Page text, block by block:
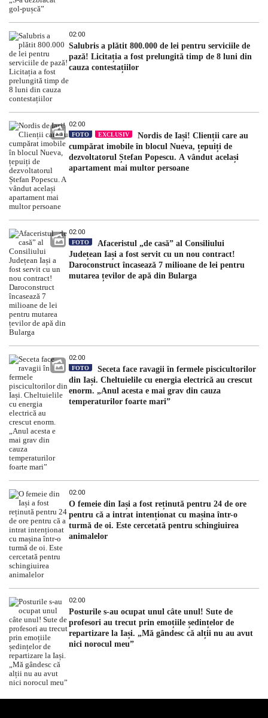
02:00
Salubris a plătit 800.000 de lei pentru serviciile de
pază! Licitația a fost prelungită timp de 8 luni din
cauza contestațiilor
02:00
FOTO EXCLUSIV
Nordis de Iași! Clienții care au
cumpărat imobile în blocul Nueva, țepuiți de
dezvoltatorul Ștefan Popescu. A vândut același
apartament mai multor persoane
02:00
FOTO
Afaceristul „de casă” al Consiliului
Județean Iași a fost servit cu un nou contract!
Daroconstruct încasează 7 milioane de lei pentru
mutarea țevilor de apă din Bularga
02:00
FOTO
Seceta face ravagii în fermele piscicultorilor
din Iași. Cheltuielile cu energia electrică au crescut
enorm. „Anul acesta e mai grav din cauza
temperaturilor foarte mari”
02:00
O femeie din Iași a fost reținută pentru 24 de ore
pentru că a intrat intenționat cu mașina într-o
turmă de oi. Este cercetată pentru schingiuirea
animalelor
02:00
Posturile s-au ocupat unul câte unul! Sute de
profesori au trecut prin emoțiile ședințelor de
repartizare la Iași. „Mă gândesc că alții nu au avut
nici norocul meu”